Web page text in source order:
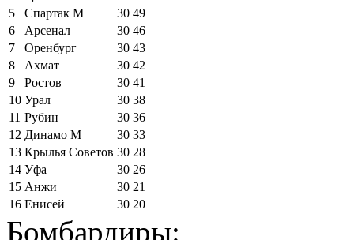
5
Спартак М 30 49
6
Арсенал 30 46
7
Оренбург 30 43
8
Ахмат 30 42
9
Ростов 30 41
10 Урал 30 38
11 Рубин 30 36
12 Динамо М 30 33
13 Крылья Советов 30 28
14 Уфа 30 26
15 Анжи 30 21
16 Енисей 30 20
Бомбардиры: